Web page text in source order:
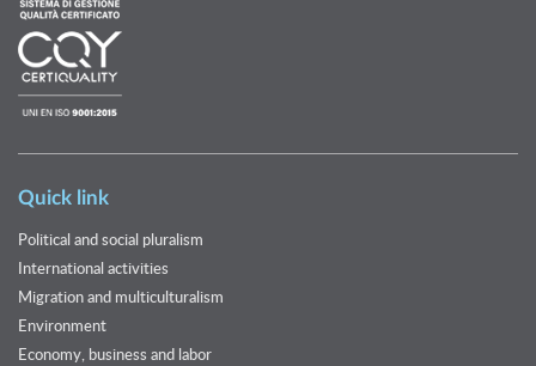
Quick link
Political and social pluralism
International activities
Migration and multiculturalism
Environment
Economy, business and labor